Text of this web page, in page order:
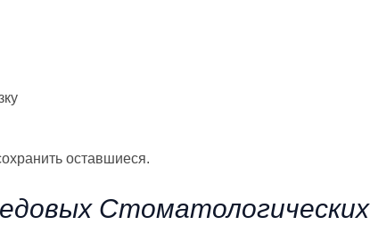
оставшиеся.
Стоматологических